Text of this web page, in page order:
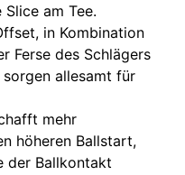
am Tee.
in Kombination
Ferse des Schlägers
allesamt für
mehr
höheren Ballstart,
der Ballkontakt